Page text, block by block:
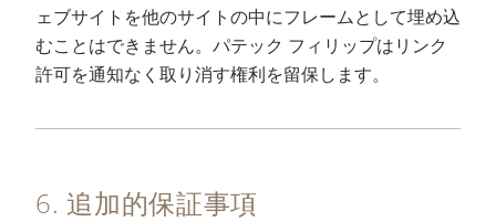
ェブサイトを他のサイトの中にフレームとして埋め込
むことはできません。パテック フィリップはリンク
許可を通知なく取り消す権利を留保します。
6. 追加的保証事項